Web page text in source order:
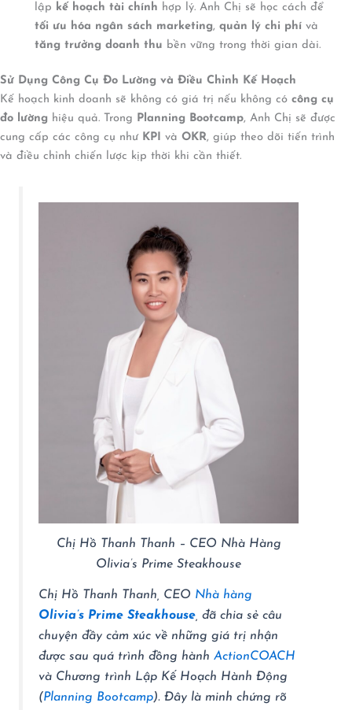
lập kế hoạch tài chính hợp lý. Anh Chị sẽ học cách để
tối ưu hóa ngân sách marketing, quản lý chi phívà
tăng trưởng doanh thu bền vững trong thời gian dài.
Sử Dụng Công Cụ Đo Lường và Điều Chỉnh Kế Hoạch
Kế hoạch kinh doanh sẽ không có giá trị nếu không có công cụ
đo lường hiệu quả. Trong Planning Bootcamp, Anh Chị sẽ được
cung cấp các công cụ như KPI và OKR, giúp theo dõi tiến trình
và điều chỉnh chiến lược kịp thời khi cần thiết.
Chị Hồ Thanh Thanh – CEO Nhà Hàng
Olivia’s Prime Steakhouse
Chị Hồ Thanh Thanh, CEO Nhà hàng
Olivia’s Prime Steakhouse , đã chia sẻ câu
chuyện đầy cảm xúc về những giá trị nhận
được sau quá trình đồng hànhActionCOACH
và Chương trình Lập Kế Hoạch Hành Động
(Planning Bootcamp). Đây là minh chứng rõ